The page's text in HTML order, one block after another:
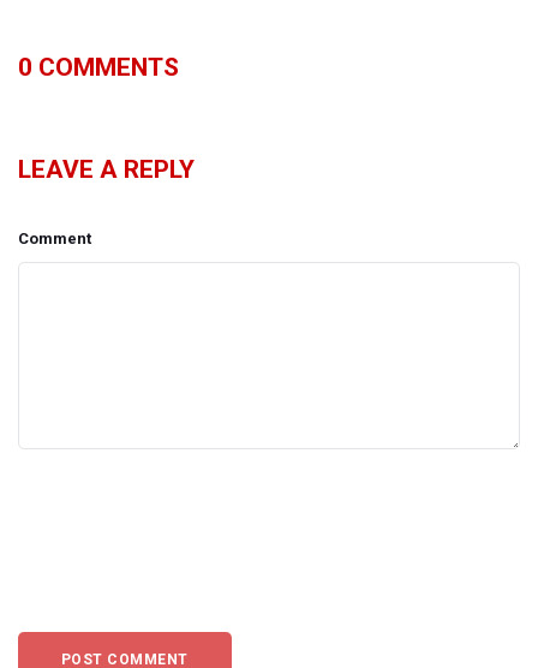
0 COMMENTS
LEAVE A REPLY
Comment